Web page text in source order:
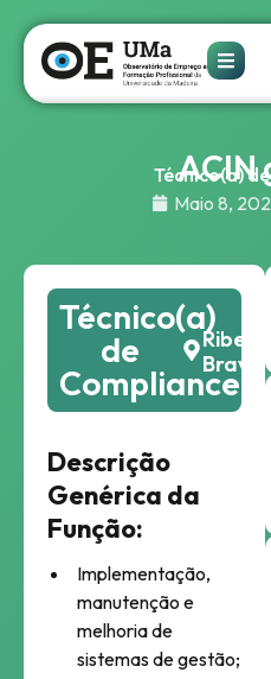
ACIN
Técnico(a)
Maio 8,
Técnico(a)
de
Compliance
Ribeira
Brava
Descrição
Genérica da
Função:
Implementação,
manutenção e
melhoria de
sistemas de gestão;